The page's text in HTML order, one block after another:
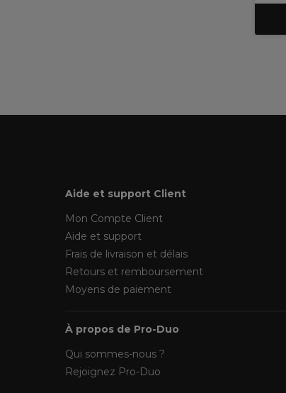
Aide et support Client
Mon Compte Client
Aide et support
Frais de livraison et délais
Retours et remboursement
Moyens de paiement
À propos de Pro-Duo
Qui sommes-nous ?
Rejoignez Pro-Duo